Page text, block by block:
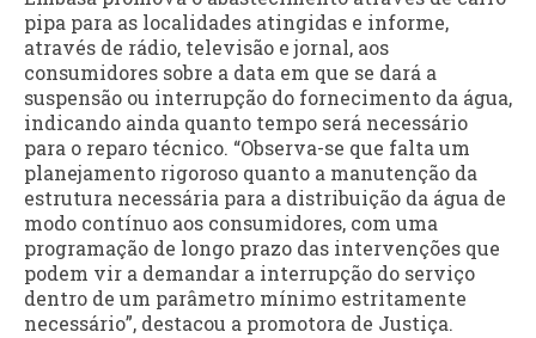
pipa para as localidades atingidas e informe,
através de rádio, televisão e jornal, aos
consumidores sobre a data em que se dará a
suspensão ou interrupção do fornecimento da água,
indicando ainda quanto tempo será necessário
para o reparo técnico. “Observa-se que falta um
planejamento rigoroso quanto a manutenção da
estrutura necessária para a distribuição da água de
modo contínuo aos consumidores, com uma
programação de longo prazo das intervenções que
podem vir a demandar a interrupção do serviço
dentro de um parâmetro mínimo estritamente
necessário”, destacou a promotora de Justiça.